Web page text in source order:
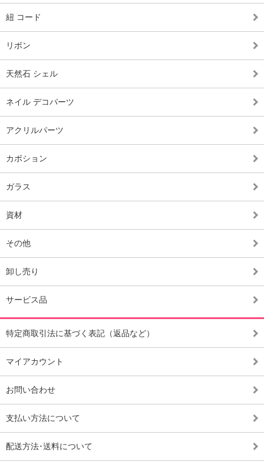
紐 コード
リボン
天然石 シェル
ネイル デコパーツ
アクリルパーツ
カボション
ガラス
資材
その他
卸し売り
サービス品
特定商取引法に基づく表記（返品など）
マイアカウント
お問い合わせ
支払い方法について
配送方法･送料について